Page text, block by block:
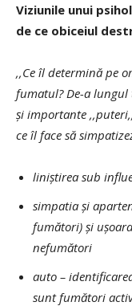
Viziunile unui
de ce obiceiul
,,Ce îl determină pe
fumatul? De-a
și importante
ce îl face să
liniștirea sub
simpatia și
fumători) și
nefumători
auto –
sunt fumători